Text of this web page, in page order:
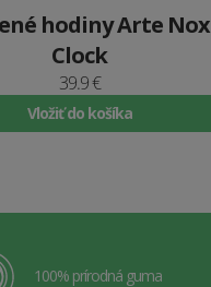
hodiny Arte Nox
Clock
39.9 €
Vložiť do košíka
100% prírodná guma